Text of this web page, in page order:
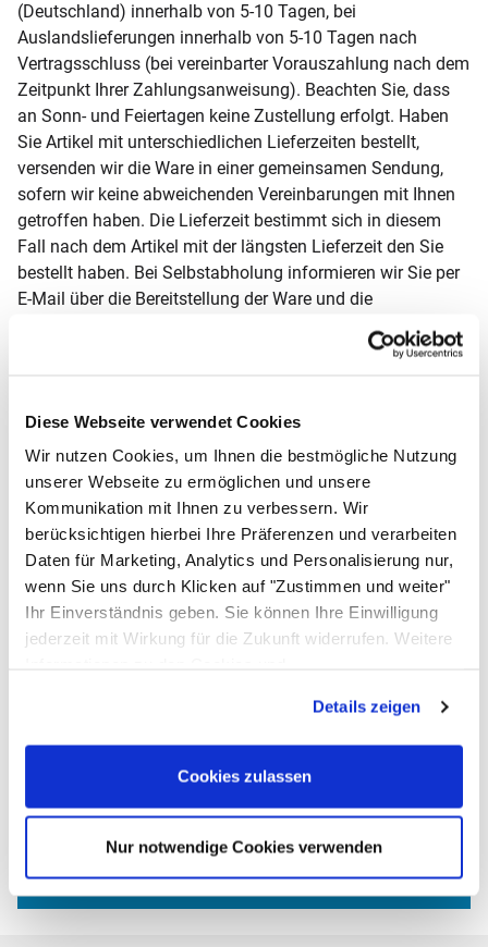
Diese Webseite verwendet Cookies
Wir nutzen Cookies, um Ihnen die bestmögliche Nutzung
unserer Webseite zu ermöglichen und unsere
Kommunikation mit Ihnen zu verbessern. Wir
berücksichtigen hierbei Ihre Präferenzen und verarbeiten
Daten für Marketing, Analytics und Personalisierung nur,
wenn Sie uns durch Klicken auf "Zustimmen und weiter"
Ihr Einverständnis geben. Sie können Ihre Einwilligung
jederzeit mit Wirkung für die Zukunft widerrufen. Weitere
Details zeigen
Cookies zulassen
Nur notwendige Cookies verwenden
(Deutschland) innerhalb von 5-10 Tagen, bei
Auslandslieferungen innerhalb von 5-10 Tagen nach
Vertragsschluss (bei vereinbarter Vorauszahlung nach dem
Zeitpunkt Ihrer Zahlungsanweisung). Beachten Sie, dass
an Sonn- und Feiertagen keine Zustellung erfolgt. Haben
Sie Artikel mit unterschiedlichen Lieferzeiten bestellt,
versenden wir die Ware in einer gemeinsamen Sendung,
sofern wir keine abweichenden Vereinbarungen mit Ihnen
getroffen haben. Die Lieferzeit bestimmt sich in diesem
Fall nach dem Artikel mit der längsten Lieferzeit den Sie
bestellt haben. Bei Selbstabholung informieren wir Sie per
E-Mail über die Bereitstellung der Ware und die
Abholmöglichkeiten. In diesem Fall werden keine
ALLPAX Newsletter bestellen
Gutscheincode
erhalten
Jetzt anmelden und profitieren!